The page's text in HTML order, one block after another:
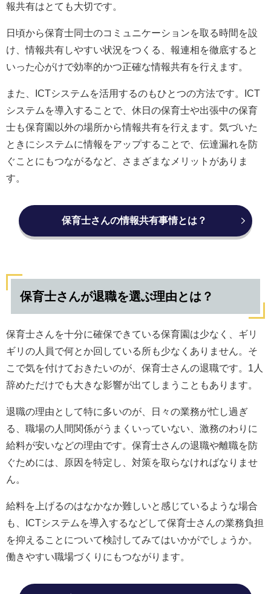
報共有はとても大切です。
日頃から保育士同士のコミュニケーションを取る時間を設
け、情報共有しやすい状況をつくる、報連相を徹底すると
いった心がけで効率的かつ正確な情報共有を行えます。
また、ICTシステムを活用するのもひとつの方法です。ICT
システムを導入することで、休日の保育士や出張中の保育
士も保育園以外の場所から情報共有を行えます。気づいた
ときにシステムに情報をアップすることで、伝達漏れを防
ぐことにもつながるなど、さまざまなメリットがありま
す。
保育士さんの情報共有事情とは？
保育士さんが退職を選ぶ理由とは？
保育士さんを十分に確保できている保育園は少なく、ギリ
ギリの人員で何とか回している所も少なくありません。そ
こで気を付けておきたいのが、保育士さんの退職です。1人
辞めただけでも大きな影響が出てしまうこともあります。
退職の理由として特に多いのが、日々の業務が忙し過ぎ
る、職場の人間関係がうまくいっていない、激務のわりに
給料が安いなどの理由です。保育士さんの退職や離職を防
ぐためには、原因を特定し、対策を取らなければなりませ
ん。
給料を上げるのはなかなか難しいと感じているような場合
も、ICTシステムを導入するなどして保育士さんの業務負担
を抑えることについて検討してみてはいかがでしょうか。
働きやすい職場づくりにもつながります。